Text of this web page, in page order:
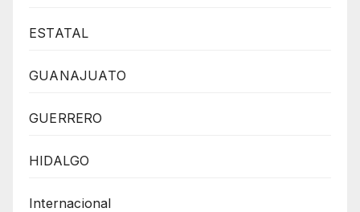
ESTATAL
GUANAJUATO
GUERRERO
HIDALGO
Internacional